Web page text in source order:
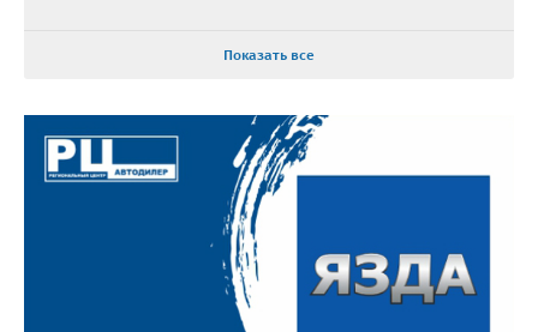
Показать все